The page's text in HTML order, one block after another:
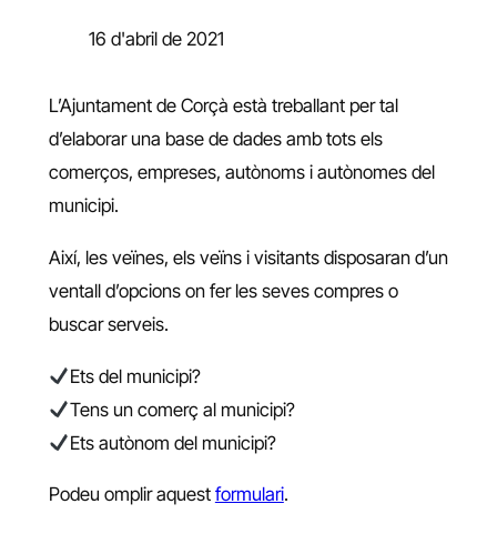
16 d'abril de 2021
L’Ajuntament de Corçà està treballant per tal
d’elaborar una base de dades amb tots els
comerços, empreses, autònoms i autònomes del
municipi.
Així, les veïnes, els veïns i visitants disposaran d’un
ventall d’opcions on fer les seves compres o
buscar serveis.
Ets del municipi?
Tens un comerç al municipi?
Ets autònom del municipi?
Podeu omplir aquest formulari.